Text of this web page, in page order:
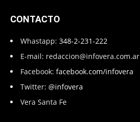
CONTACTO
Whastapp: 348-2-231-222
E-mail: redaccion@infovera.com.ar
Facebook: facebook.com/infovera
Twitter: @infovera
Vera Santa Fe